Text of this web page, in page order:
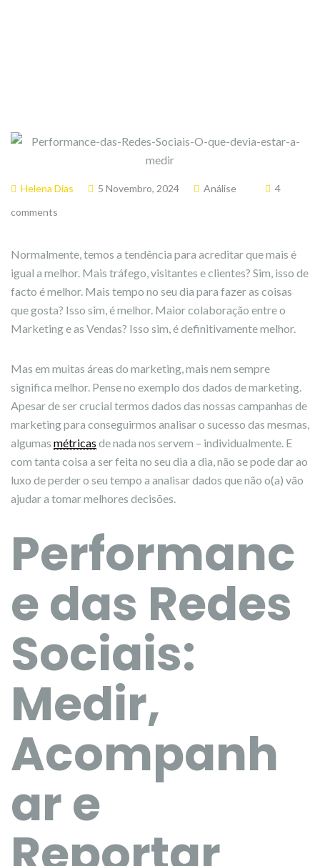
Helena Dias 5 Novembro, 2024 Análise
4
comments
Normalmente, temos a tendência para acreditar que mais é
igual a melhor. Mais tráfego, visitantes e clientes? Sim, isso de
facto é melhor. Mais tempo no seu dia para fazer as coisas
que gosta? Isso sim, é melhor. Maior colaboração entre o
Marketing e as Vendas? Isso sim, é definitivamente melhor.
Mas em muitas áreas do marketing, mais nem sempre
significa melhor. Pense no exemplo dos dados de marketing.
Apesar de ser crucial termos dados das nossas campanhas de
marketing para conseguirmos analisar o sucesso das mesmas,
algumas métricas de nada nos servem – individualmente. E
com tanta coisa a ser feita no seu dia a dia, não se pode dar ao
luxo de perder o seu tempo a analisar dados que não o(a) vão
ajudar a tomar melhores decisões.
Performanc
e das Redes
Sociais:
Medir,
Acompanh
ar e